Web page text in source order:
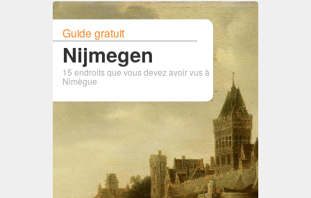
Guide gratuit
Nijmegen
15 endroits que vous devez avoir vus à
Nimègue